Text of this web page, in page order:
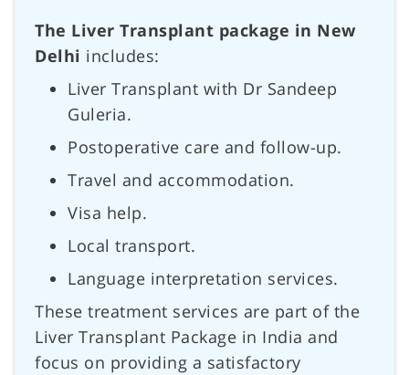
The Liver Transplant package in New
Delhi includes:
Liver Transplant with Dr Sandeep
Guleria.
Postoperative care and follow-up.
Travel and accommodation.
Visa help.
Local transport.
Language interpretation services.
These treatment services are part of the
Liver Transplant Package in India and
focus on providing a satisfactory